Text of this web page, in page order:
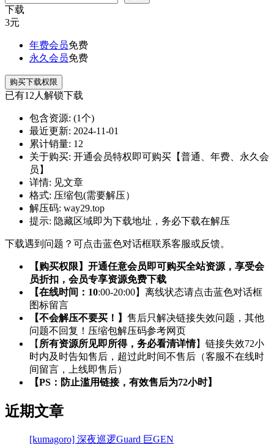
下载
3元
年费会员免费
永久会员免费
购买下载权限
已有12 人解锁下载
包含资源: (1个)
最近更新: 2024-11-01
累计销量: 12
关于购买: 开通会员特权即可购买【普通、年费、永久会
员】
详情: 见文章
格式: 压缩包(需要解压）
解压码: way29.top
提示: 隐藏区域即为下载地址，务必下载在解压
下载遇到问题？可点击蓝色对话框联系客服或反馈。
【购买权限】开通任意会员即可购买全站资源，享受会
员折扣，会员专享资源免费下载
【在线时间：10:00-20:00】离线状态请点击蓝色对话框
图标留言
【不会解压不要买！】 售后只解决链接失效问题，其他
问题不回复！压缩包解压码参考网页
【 所有资源所见即所得，务必看清详情】链接失效72小
时内及时告知售后，超过此时间不售后（客服不在线时
间留言，上线即售后）
【PS：防止滥用链接，有效售后为72小时】
近期文章
[kumagoro] 深夜巡逻Guard 巨GEN